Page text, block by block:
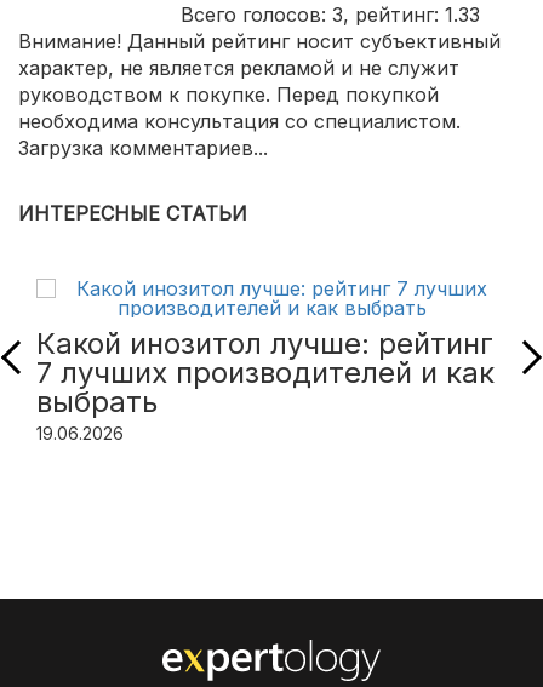
Всего голосов: 3, рейтинг: 1.33
Внимание! Данный рейтинг носит субъективный
характер, не является рекламой и не служит
руководством к покупке. Перед покупкой
необходима консультация со специалистом.
Загрузка комментариев...
ИНТЕРЕСНЫЕ СТАТЬИ
Какой инозитол лучше: рейтинг
7 лучших производителей и как
выбрать
19.06.2026